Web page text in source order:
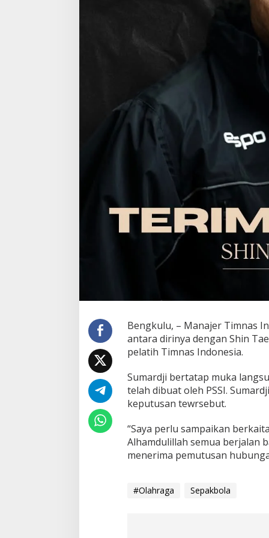
Bengkulu, – Manajer Timnas
antara dirinya dengan Shin
pelatih Timnas Indonesia.
Sumardji bertatap muka
telah dibuat oleh PSSI.
keputusan tewrsebut.
“Saya perlu sampaikan
Alhamdulillah semua berjalan
menerima pemutusan
#Olahraga Sepakbola